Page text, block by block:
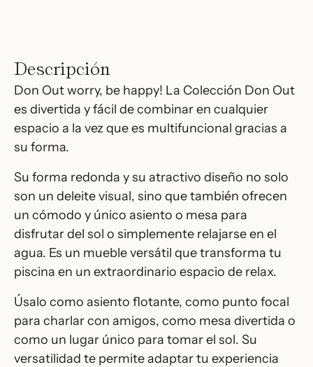
Descripción
Don Out worry, be happy! La Colección Don Out
es divertida y fácil de combinar en cualquier
espacio a la vez que es multifuncional gracias a
su forma.
Su forma redonda y su atractivo diseño no solo
son un deleite visual, sino que también ofrecen
un cómodo y único asiento o mesa para
disfrutar del sol o simplemente relajarse en el
agua. Es un mueble versátil que transforma tu
piscina en un extraordinario espacio de relax.
Úsalo como asiento flotante, como punto focal
para charlar con amigos, como mesa divertida o
como un lugar único para tomar el sol. Su
versatilidad te permite adaptar tu experiencia